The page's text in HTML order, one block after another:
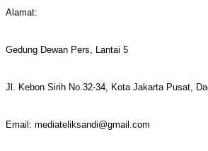
Alamat:
Gedung Dewan Pers, Lantai 5
Jl. Kebon Sirih No.32-34, Kota Jakarta Pusat,
Email: mediateliksandi@gmail.com